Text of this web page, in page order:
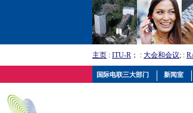
主页 : ITU-R ； : 大会和会议; :
国际电联三大部门 新闻室